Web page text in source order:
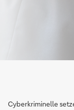
Cyberkriminelle